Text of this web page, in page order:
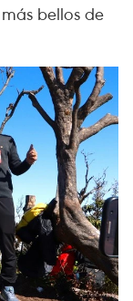
bellos de